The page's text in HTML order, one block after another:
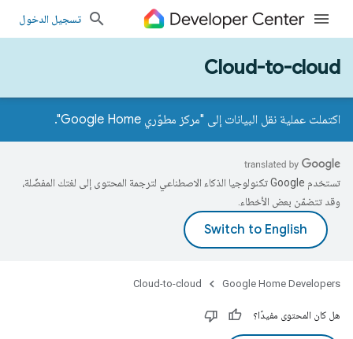
تسجيل الدخول
Cloud-to-cloud
اكتملت عملية نقل البيانات إلى "مركز مطوّري Google Home".
تستخدم Google تكنولوجيا الذكاء الاصطناعي لترجمة المحتوى إلى لغتك المفضّلة،
وقد تتضمّن بعض الأخطاء.
Google Home Developers
Cloud-to-cloud
هل كان المحتوى مفيدًا؟